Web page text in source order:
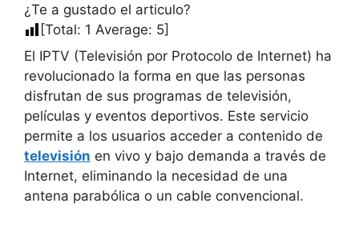
¿Te a gustado el articulo?
[Total: 1 Average: 5]
El IPTV (Televisión por Protocolo de Internet) ha
revolucionado la forma en que las personas
disfrutan de sus programas de televisión,
películas y eventos deportivos. Este servicio
permite a los usuarios acceder a contenido de
televisión en vivo y bajo demanda a través de
Internet, eliminando la necesidad de una
antena parabólica o un cable convencional.